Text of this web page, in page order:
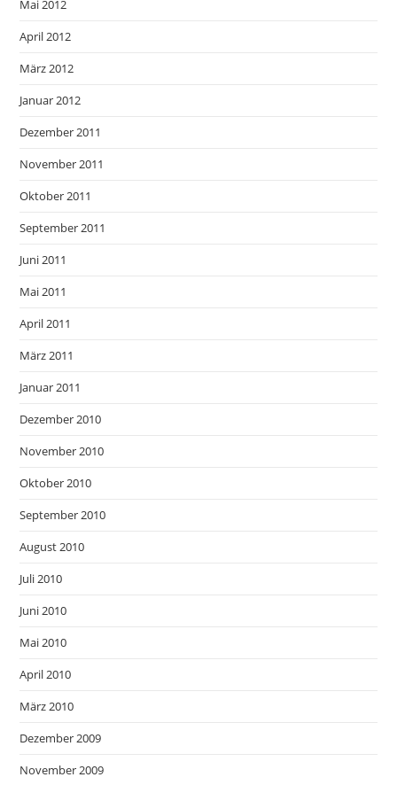
Mai 2012
April 2012
März 2012
Januar 2012
Dezember 2011
November 2011
Oktober 2011
September 2011
Juni 2011
Mai 2011
April 2011
März 2011
Januar 2011
Dezember 2010
November 2010
Oktober 2010
September 2010
August 2010
Juli 2010
Juni 2010
Mai 2010
April 2010
März 2010
Dezember 2009
November 2009